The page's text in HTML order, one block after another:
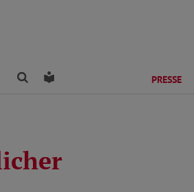
FindenLeichte Sprache PRESSE